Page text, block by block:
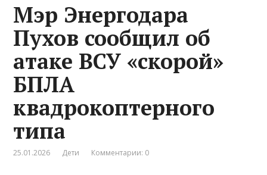
Мэр Энергодара
Пухов сообщил об
атаке ВСУ «скорой»
БПЛА
квадрокоптерного
типа
25.01.2026 Дети Комментарии: 0